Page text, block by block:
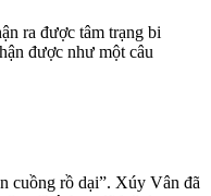
ra được tâm trạng bi
được như một câu
cuồng rồ dại”. Xúy Vân đã